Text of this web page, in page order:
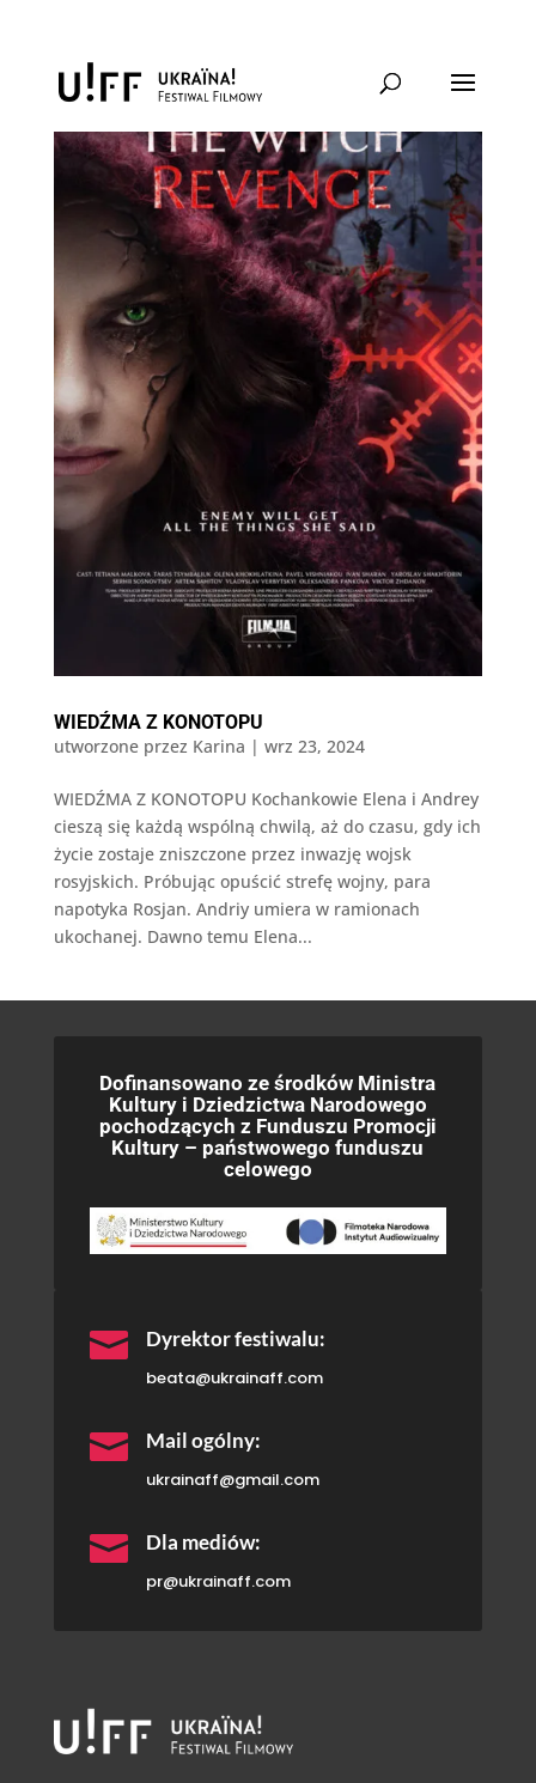
WIEDŹMA Z KONOTOPU
utworzone przez Karina | wrz 23, 2024
WIEDŹMA Z KONOTOPU Kochankowie Elena i Andrey
cieszą się każdą wspólną chwilą, aż do czasu, gdy ich
życie zostaje zniszczone przez inwazję wojsk
rosyjskich. Próbując opuścić strefę wojny, para
napotyka Rosjan. Andriy umiera w ramionach
ukochanej. Dawno temu Elena...
Dofinansowano ze środków Ministra
Kultury i Dziedzictwa Narodowego
pochodzących z Funduszu Promocji
Kultury – państwowego funduszu
celowego
 Dyrektor festiwalu:
beata@ukrainaff.com
 Mail ogólny:
ukrainaff@gmail.com
 Dla mediów:
pr@ukrainaff.com